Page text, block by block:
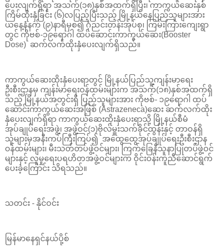
ပေးလျက်ရှိရာ အသက်(၁၈)နှစ်အထက်ရှိပြီး၊ ကာကွယ်ဆေးနှစ်
ကြိမ်ထိုးနှံခြင်း (၆)လပြည့်ပြီးသည့် မြို့နယ်နေပြည်သူများအား
ယနေ့နံနက် (၉)နာရီမှစ၍ ဂုံညင်းတန်းအုပ်စု၊ ကြမ်းကြားကျေးရွာ
တွင် ကိုဗစ်-၁၉ရောဂါ ထပ်ဆောင်းကာကွယ်ဆေး(Booster
Dose) ဆက်လက်ထိုးနှံပေးလျက်ရှိသည်။
ကာကွယ်ဆေးထိုးနှံပေးရာတွင် မြို့နယ်ပြည်သူ့ကျန်းမာရေး
ဦးစီးဌာနမှ ကျန်းမာရေးဝန်ထမ်းများက အသက်(၁၈)နှစ်အထက်ရှိ
သည့် မြို့နယ်‌အတွင်းရှိ ပြည်သူများအား ကိုဗစ်- ၁၉ရောဂါ ထပ်
ဆောင်းကာကွယ်ဆေးအဖြစ် (Astrazeneca)ဆေး ဆက်လက်ထိုး
နှံပေးလျက်ရှိရာ ကာကွယ်‌ဆေးထိုးနှံပေးရာသို့ မြို့နယ်စီမံ
အုပ်ချုပ်ရေးအဖွဲ့၊ အဖွဲ့ဝင်(၁)ဗိုလ်မှူးသက်ခိုင်ထွန်းနှင့် တာဝန်ရှိ
သူများမှအနီးကပ်ကြီးကြပ်၍ အထွေထွေအုပ်ချုပ်ရေးဦးစီးဌာန
ဝန်ထမ်းများ၊ မီးသတ်တပ်ဖွဲ့ဝင်များ၊ ကြက်ခြေနီသူနာပြုတပ်ဖွဲ့ဝင်
များနှင့် လူမှုရေးပရဟိတအဖွဲ့ဝင်များက ဝိုင်းဝန်းကူညီဆောင်ရွက်
ပေးခဲ့ကြောင်း သိရသည်။
သတင်း - နိုင်ဝင်း
မြန်မာနေရှင်နယ်ပို့စ်